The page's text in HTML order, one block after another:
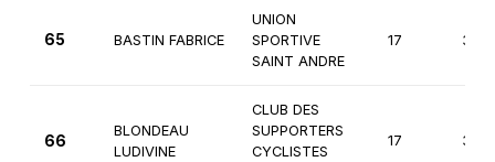
65 BASTIN FABRICE
UNION
SPORTIVE
SAINT ANDRE
17
66
BLONDEAU
LUDIVINE
CLUB DES
SUPPORTERS
CYCLISTES
17